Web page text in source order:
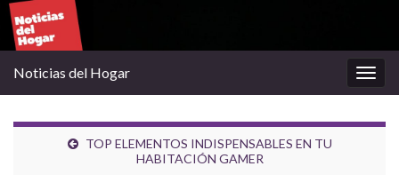
la
Noticias del Hogar
TOP ELEMENTOS INDISPENSABLES EN TU
HABITACIÓN GAMER